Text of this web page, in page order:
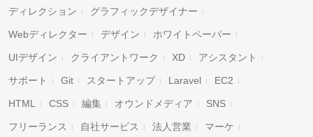
ディレクション グラフィックデザイナー
Webディレクター デザイン ホワイトペーパー
UIデザイン クライアントワーク XD アシスタント
サポート Git スタートアップ Laravel EC2
HTML CSS 編集 オウンドメディア SNS
フリーランス 自社サービス 法人営業 マーケ